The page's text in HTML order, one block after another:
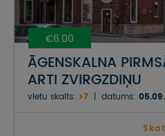
€6.00
ĀGENSKALNA
ARTI ZVIRGZDIŅU
vietu skaits: >7 datums: 05.09.